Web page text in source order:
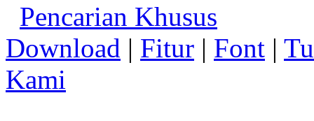
Pencarian Khusus
Download | Fitur | Font |
Kami